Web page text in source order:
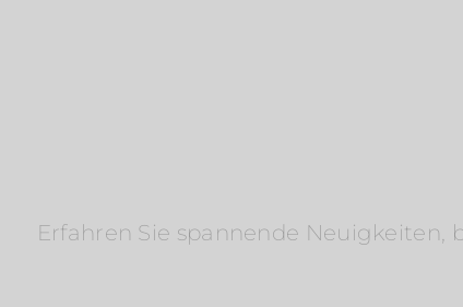
Erfahren Sie spannende Neuigkeiten,